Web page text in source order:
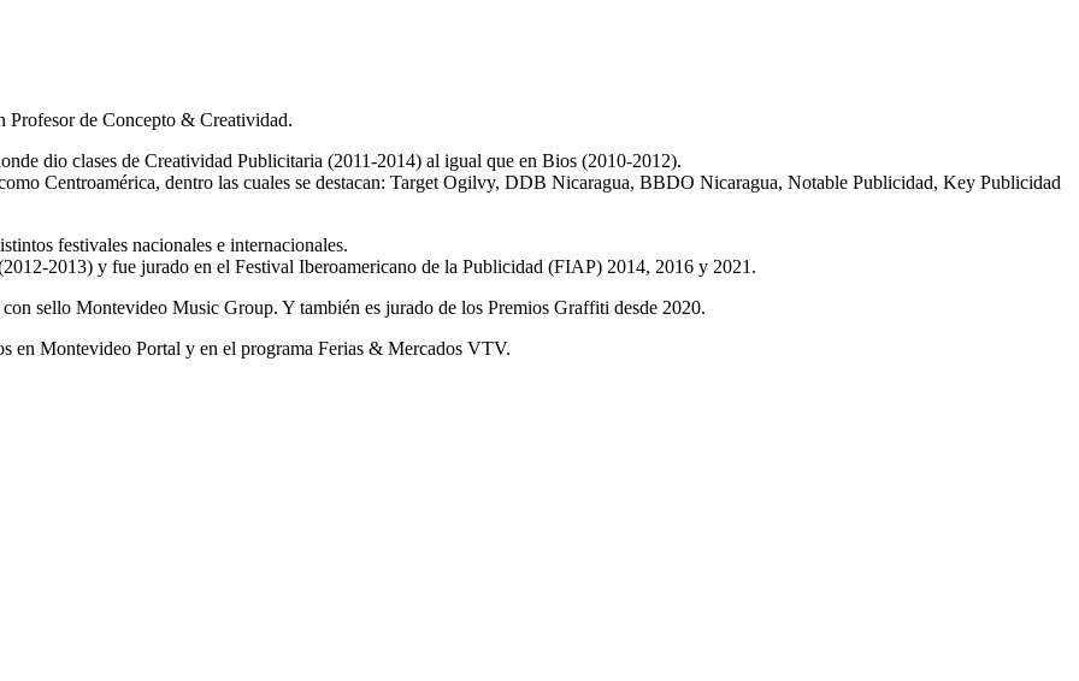
Profesor de Concepto & Creatividad.
dio clases de Creatividad Publicitaria (2011-2014) al igual que en Bios (2010-2012).
Centroamérica, dentro las cuales se destacan: Target Ogilvy, DDB Nicaragua, BBDO Nicaragua, Notable Publicidad, Key Publicidad
festivales nacionales e internacionales.
2013) y fue jurado en el Festival Iberoamericano de la Publicidad (FIAP) 2014, 2016 y 2021.
sello Montevideo Music Group. Y también es jurado de los Premios Graffiti desde 2020.
en Montevideo Portal y en el programa Ferias & Mercados VTV.